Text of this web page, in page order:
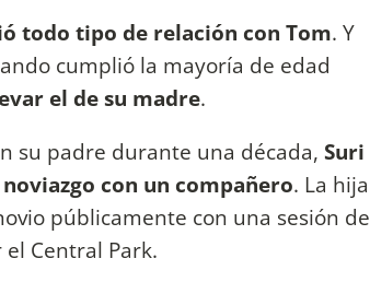
todo tipo de relación con Tom. Y
cumplió la mayoría de edad
el de su madre.
su padre durante una década, Suri
con un compañero. La hija
públicamente con una sesión de
Central Park.